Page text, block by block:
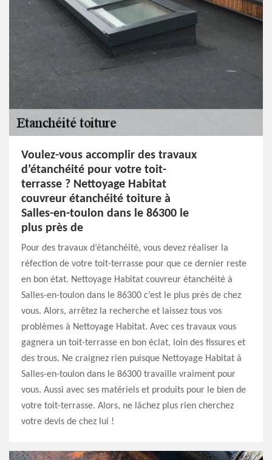
Voulez-vous accomplir des travaux
d’étanchéité pour votre toit-
terrasse ? Nettoyage Habitat
couvreur étanchéité toiture à
Salles-en-toulon dans le 86300 le
plus près de
Pour des travaux d’étanchéité, vous devez réaliser la
réfection de votre toit-terrasse pour que ce dernier reste
en bon état. Nettoyage Habitat couvreur étanchéité à
Salles-en-toulon dans le 86300 c’est le plus près de chez
vous. Alors, arrêtez la recherche et laissez tous vos
problèmes à Nettoyage Habitat. Avec ces travaux vous
gagnera un toit-terrasse en bon éclat, loin des fissures et
des trous. Ne craignez rien puisque Nettoyage Habitat à
Salles-en-toulon dans le 86300 travaille vraiment pour
vous. Aussi avec ses matériels et produits pour le bien de
votre toit-terrasse. Alors, ne lâchez plus rien cherchez
votre devis de chez lui !